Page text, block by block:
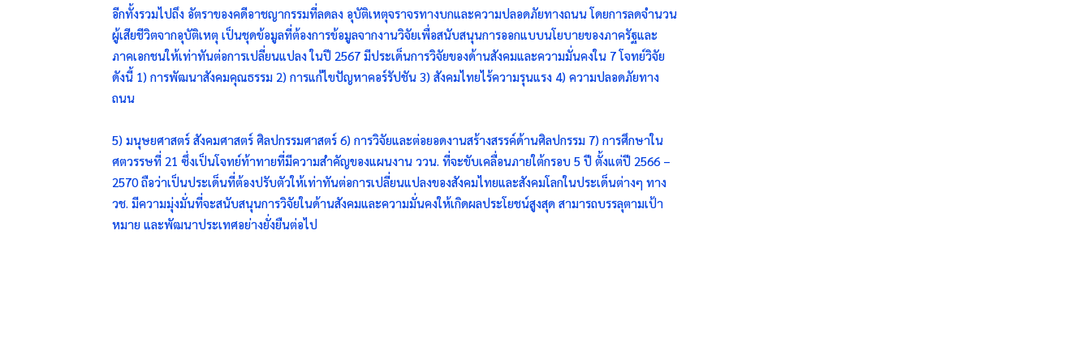
อีกทั้งรวมไปถึง อัตราของคดีอาชญากรรมที่ลดลง อุบัติเหตุจราจรทางบกและความปลอดภัยทางถนน โดยการลดจำนวน
ผู้เสียชีวิตจากอุบัติเหตุ เป็นชุดข้อมูลที่ต้องการข้อมูลจากงานวิจัยเพื่อสนับสนุนการออกแบบนโยบายของภาครัฐและ
ภาคเอกชนให้เท่าทันต่อการเปลี่ยนแปลง ในปี 2567 มีประเด็นการวิจัยของด้านสังคมและความมั่นคงใน 7 โจทย์วิจัย
ดังนี้ 1) การพัฒนาสังคมคุณธรรม 2) การแก้ไขปัญหาคอร์รัปชัน 3) สังคมไทยไร้ความรุนแรง 4) ความปลอดภัยทาง
ถนน
5) มนุษยศาสตร์ สังคมศาสตร์ ศิลปกรรมศาสตร์ 6) การวิจัยและต่อยอดงานสร้างสรรค์ด้านศิลปกรรม 7) การศึกษาใน
ศตวรรษที่ 21 ซึ่งเป็นโจทย์ท้าทายที่มีความสำคัญของแผนงาน ววน. ที่จะขับเคลื่อนภายใต้กรอบ 5 ปี ตั้งแต่ปี 2566 –
2570 ถือว่าเป็นประเด็นที่ต้องปรับตัวให้เท่าทันต่อการเปลี่ยนแปลงของสังคมไทยและสังคมโลกในประเด็นต่างๆ ทาง
วช. มีความมุ่งมั่นที่จะสนับสนุนการวิจัยในด้านสังคมและความมั่นคงให้เกิดผลประโยชน์สูงสุด สามารถบรรลุตามเป้า
หมาย และพัฒนาประเทศอย่างยั่งยืนต่อไป